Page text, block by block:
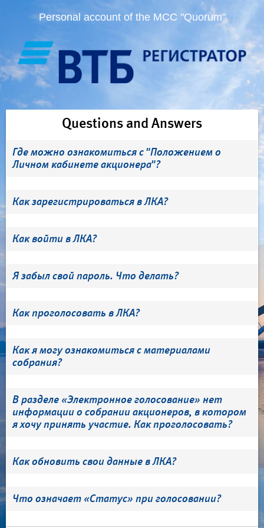
Personal account of the MCC "Quorum"
Questions and Answers
Где можно ознакомиться с "Положением о
Личном кабинете акционера"?
Как зарегистрироваться в ЛКА?
Как войти в ЛКА?
Я забыл свой пароль. Что делать?
Как проголосовать в ЛКА?
Как я могу ознакомиться с материалами
собрания?
В разделе «Электронное голосование» нет
информации о собрании акционеров, в котором
я хочу принять участие. Как проголосовать?
Как обновить свои данные в ЛКА?
Что означает «Статус» при голосовании?